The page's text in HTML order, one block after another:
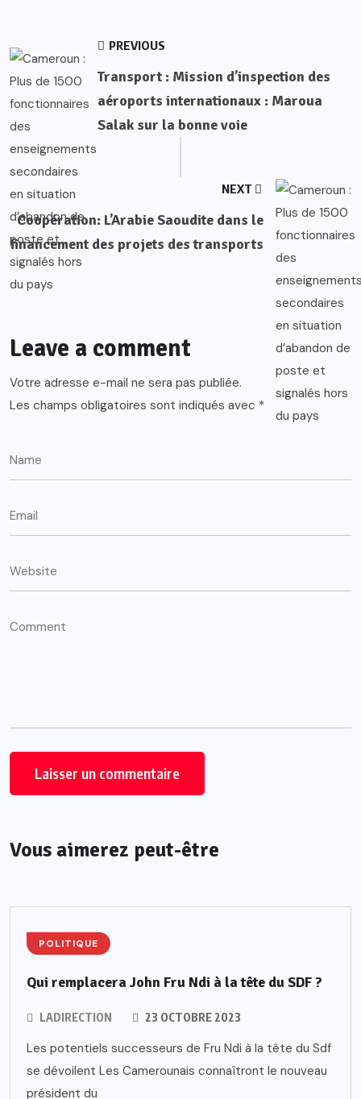
PREVIOUS
Transport : Mission d’inspection des
aéroports internationaux : Maroua
Salak sur la bonne voie
NEXT
Coopération: L’Arabie Saoudite dans le
financement des projets des transports
Leave a comment
Votre adresse e-mail ne sera pas publiée.
Les champs obligatoires sont indiqués avec *
Vous aimerez peut-être
POLITIQUE
Qui remplacera John Fru Ndi à la tête du SDF ?
LADIRECTION 23 OCTOBRE 2023
Les potentiels successeurs de Fru Ndi à la tête du Sdf
se dévoilent Les Camerounais connaîtront le nouveau
président du